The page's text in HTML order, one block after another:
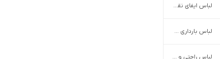
لباس ایفای نقش
لباس بارداری حاملگی و شیردهی
لباس راحتی و خانگی زنانه